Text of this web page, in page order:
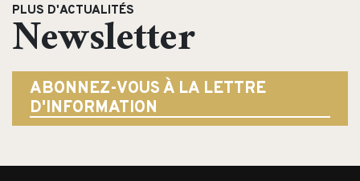
PLUS D'ACTUALITÉS
Newsletter
ABONNEZ-VOUS À LA LETTRE
D'INFORMATION